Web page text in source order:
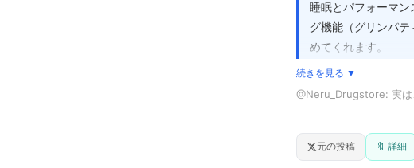
睡眠とパフォーマ
グ機能（グリンパ
めてくれます。
ただ、遺伝子が土
「最適な睡眠」を見
続きを見る ▼
@Neru_Drugstore: 実は
特殊な遺伝子を持つ変
元の投稿 🔖 詳細